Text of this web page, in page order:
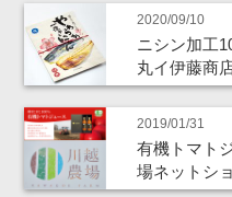
2020/09/10
ニシン加工
丸イ伊藤商
2019/01/31
有機トマト
場ネットシ